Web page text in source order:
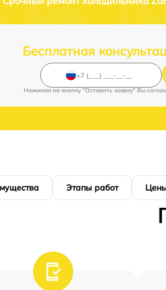
Бесплатная
Нажимая на кнопку "Оставить заявку" Вы
Этапы работ